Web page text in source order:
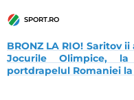
SPORT.RO
BRONZ LA RIO! Saritov
Jocurile Olimpice,
portdrapelul Romaniei